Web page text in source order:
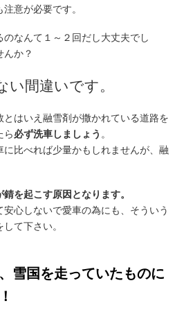
意が必要です。
のなんて１～２回だし大丈夫でし
んか？
間違いです。
はいえ融雪剤が撒かれている道路を
ら必ず洗車しましょう 。
比べれば少量かもしれませんが、融
を起こす原因となります。
心しないで愛車の為にも、そういう
て下さい。
雪国を走っていたものに